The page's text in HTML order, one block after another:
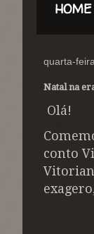
HOME
quarta-
Natal na
Olá!
conto